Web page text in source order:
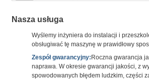
Nasza usługa
Wyślemy inżyniera do instalacji i
obsługiwać tę maszynę w prawidłowy
Zespół gwarancyjny: Roczna gwarancja
naprawa. W okresie gwarancji jakości, z
spowodowanych błędem ludzkim, części